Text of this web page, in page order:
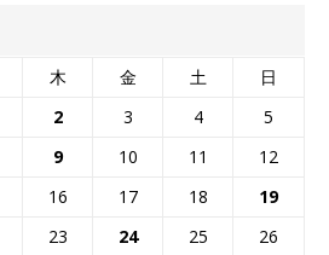
木 金 土
日
2 3 4
5
9 10 11
12
16 17 18
19
23 24 25
26